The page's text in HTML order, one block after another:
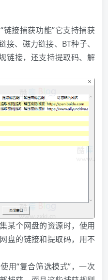
接捕获功能”它支持捕获
、磁力链接、BT种子、
链接，还支持提取码、解
某个网盘的资源时，使用
盘的链接和提取码，用不
用“复合筛选模式”，一次